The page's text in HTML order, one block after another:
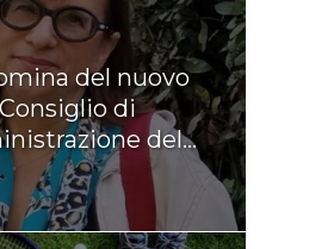
del nuovo
di
del...